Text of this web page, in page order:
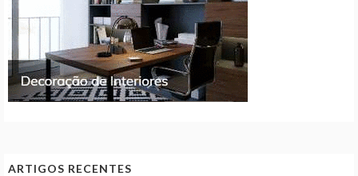
ARTIGOS RECENTES